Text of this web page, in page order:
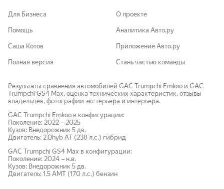
Для Бизнеса О проекте
Помощь Аналитика Авто.ру
Саша Котов Приложение Авто.ру
Полная версия Стань частью команды
Результаты сравнения автомобилей GAC Trumpchi Emkoo и GAC
Trumpchi GS4 Max, оценка технических характеристик, отзывы
владельцев, фотографии экстерьера и интерьера.
GAC Trumpchi Emkoo в конфигурации:
Поколение: 2022 – 2025
Кузов: Внедорожник 5 дв.
Двигатель: 2.0hyb AT (238 л.с.) гибрид
GAC Trumpchi GS4 Max в конфигурации:
Поколение: 2024 – н.в.
Кузов: Внедорожник 5 дв.
Двигатель: 1.5 AMT (170 л.с.) бензин